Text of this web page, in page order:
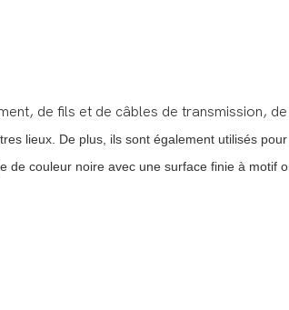
de fils et de câbles de transmission,
lieux. De plus, ils sont également utilisés
couleur noire avec une surface finie à motif